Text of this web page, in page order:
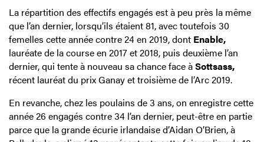
La répartition des effectifs engagés est à peu près la même
que l’an dernier, lorsqu’ils étaient 81, avec toutefois 30
femelles cette année contre 24 en 2019, dont Enable,
lauréate de la course en 2017 et 2018, puis deuxième l’an
dernier, qui tente à nouveau sa chance face àSottsass,
récent lauréat du prix Ganay et troisième de l’Arc 2019.
En revanche, chez les poulains de 3 ans, on enregistre cette
année 26 engagés contre 34 l’an dernier, peut-être en partie
parce que la grande écurie irlandaise d’Aidan O’Brien, à